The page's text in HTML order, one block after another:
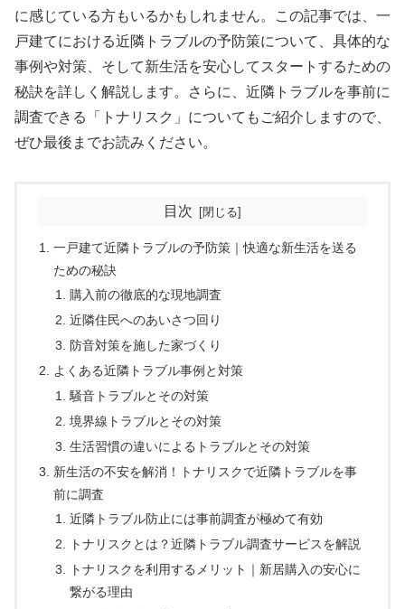
に感じている方もいるかもしれません。この記事では、一
戸建てにおける近隣トラブルの予防策について、具体的な
事例や対策、そして新生活を安心してスタートするための
秘訣を詳しく解説します。さらに、近隣トラブルを事前に
調査できる「トナリスク」についてもご紹介しますので、
ぜひ最後までお読みください。
目次
一戸建て近隣トラブルの予防策｜快適な新生活を送る
ための秘訣
購入前の徹底的な現地調査
近隣住民へのあいさつ回り
防音対策を施した家づくり
よくある近隣トラブル事例と対策
騒音トラブルとその対策
境界線トラブルとその対策
生活習慣の違いによるトラブルとその対策
新生活の不安を解消！トナリスクで近隣トラブルを事
前に調査
近隣トラブル防止には事前調査が極めて有効
トナリスクとは？近隣トラブル調査サービスを解説
トナリスクを利用するメリット｜新居購入の安心に
繋がる理由